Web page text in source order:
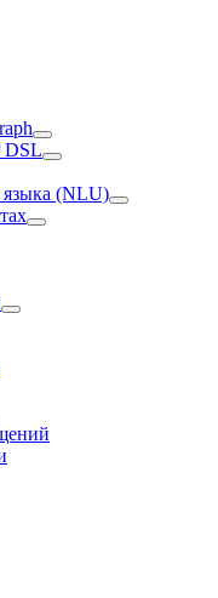
DSL
языка (NLU)